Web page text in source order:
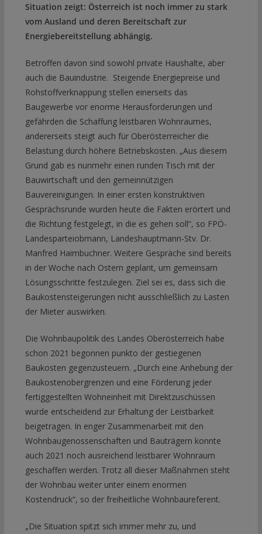
Situation zeigt: Österreich ist noch immer zu stark
vom Ausland und deren Bereitschaft zur
Energiebereitstellung abhängig.
Betroffen davon sind sowohl private Haushalte, aber
auch die Bauindustrie. Steigende Energiepreise und
Rohstoffverknappung stellen einerseits das
Baugewerbe vor enorme Herausforderungen und
gefährden die Schaffung leistbaren Wohnraumes,
andererseits steigt auch für Oberösterreicher die
Belastung durch höhere Betriebskosten. „Aus diesem
Grund gab es nunmehr einen runden Tisch mit der
Bauwirtschaft und den gemeinnützigen
Bauvereinigungen. In einer ersten konstruktiven
Gesprächsrunde wurden heute die Fakten erörtert und
die Richtung festgelegt, in die es gehen soll“, so FPÖ-
Landesparteiobmann, Landeshauptmann-Stv. Dr.
Manfred Haimbuchner. Weitere Gespräche sind bereits
in der Woche nach Ostern geplant, um gemeinsam
Lösungsschritte festzulegen. Ziel sei es, dass sich die
Baukostensteigerungen nicht ausschließlich zu Lasten
der Mieter auswirken.
Die Wohnbaupolitik des Landes Oberösterreich habe
schon 2021 begonnen punkto der gestiegenen
Baukosten gegenzusteuern. „Durch eine Anhebung der
Baukostenobergrenzen und eine Förderung jeder
fertiggestellten Wohneinheit mit Direktzuschüssen
wurde entscheidend zur Erhaltung der Leistbarkeit
beigetragen. In enger Zusammenarbeit mit den
Wohnbaugenossenschaften und Bauträgern konnte
auch 2021 noch ausreichend leistbarer Wohnraum
geschaffen werden. Trotz all dieser Maßnahmen steht
der Wohnbau weiter unter einem enormen
Kostendruck“, so der freiheitliche Wohnbaureferent.
„Die Situation spitzt sich immer mehr zu, und